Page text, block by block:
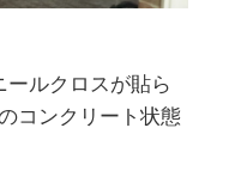
ルクロスが貼ら
コンクリート状態